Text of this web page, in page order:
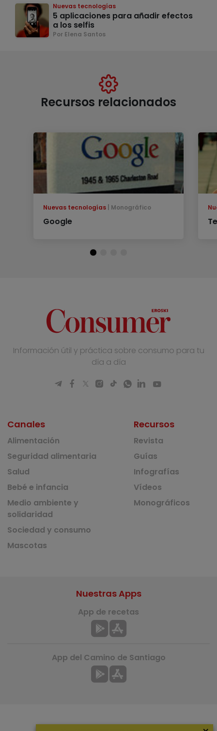
Nuevas tecnologías
5 aplicaciones para añadir efectos
a los selfis
Por Elena Santos
Recursos relacionados
Nuevas tecnologías Monográfico
Google
Información útil y práctica sobre consumo para tu
día a día
Canales
Alimentación
Seguridad alimentaria
Salud
Bebé e infancia
Medio ambiente y
solidaridad
Sociedad y consumo
Mascotas
Recursos
Revista
Guías
Infografías
Vídeos
Monográficos
Nuestras Apps
App de recetas
App del Camino de Santiago